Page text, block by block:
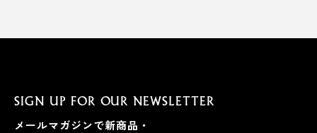
SIGN UP FOR OUR NEWSLETTER
メールマガジンで新商品・